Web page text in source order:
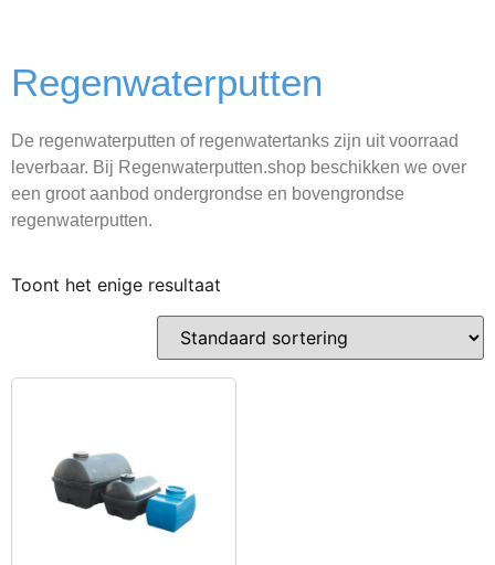
Regenwaterputten
De regenwaterputten of regenwatertanks zijn uit voorraad
leverbaar. Bij Regenwaterputten.shop beschikken we over
een groot aanbod ondergrondse en bovengrondse
regenwaterputten.
Toont het enige resultaat